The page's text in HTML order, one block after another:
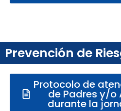
Prevención de
Protocolo de
de Padres y/o
durante la